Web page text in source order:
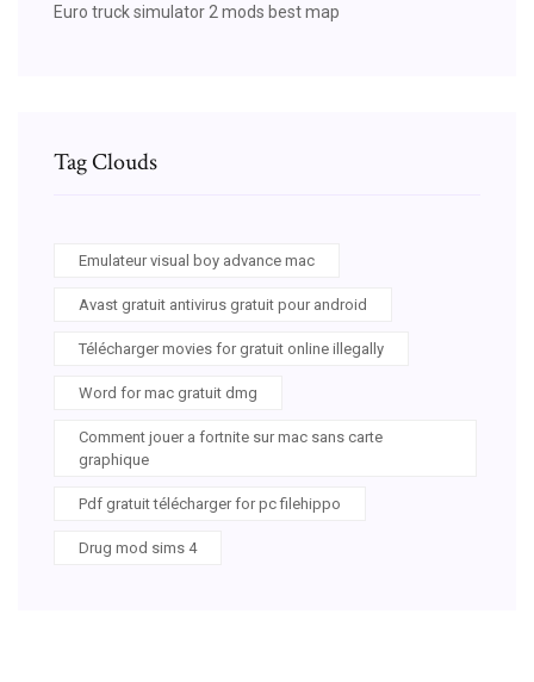
Euro truck simulator 2 mods best map
Tag Clouds
Emulateur visual boy advance mac
Avast gratuit antivirus gratuit pour android
Télécharger movies for gratuit online illegally
Word for mac gratuit dmg
Comment jouer a fortnite sur mac sans carte
graphique
Pdf gratuit télécharger for pc filehippo
Drug mod sims 4